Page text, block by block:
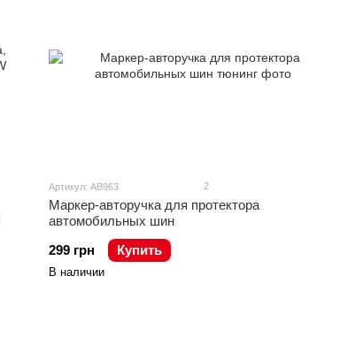
Артикул: AB963 2
Маркер-авторучка для протектора
автомобильных шин
299 грн
Купить
В наличии